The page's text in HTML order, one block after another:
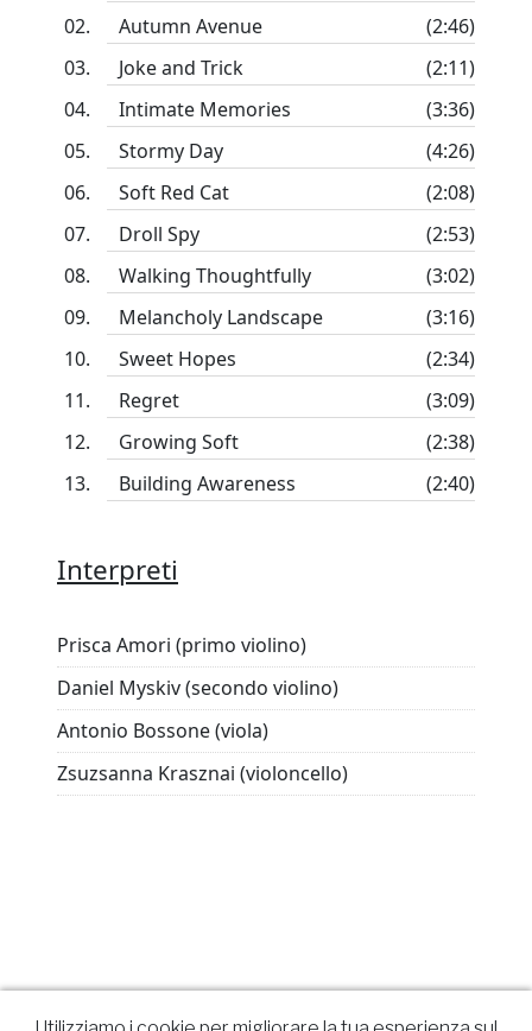
Autumn Avenue
(2:46)
Joke and Trick
(2:11)
Intimate Memories
(3:36)
Stormy Day
(4:26)
Soft Red Cat
(2:08)
Droll Spy
(2:53)
Walking Thoughtfully
(3:02)
Melancholy Landscape
(3:16)
Sweet Hopes
(2:34)
Regret
(3:09)
Growing Soft
(2:38)
Building Awareness
(2:40)
Interpreti
Prisca Amori (primo violino)
Daniel Myskiv (secondo violino)
Antonio Bossone (viola)
Zsuzsanna Krasznai (violoncello)